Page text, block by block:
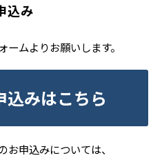
込み
ムよりお願いします。
込みはこちら
申込みについては、